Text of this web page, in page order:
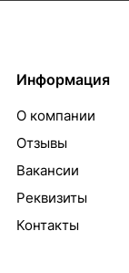
Информация
О компании
Отзывы
Вакансии
Реквизиты
Контакты